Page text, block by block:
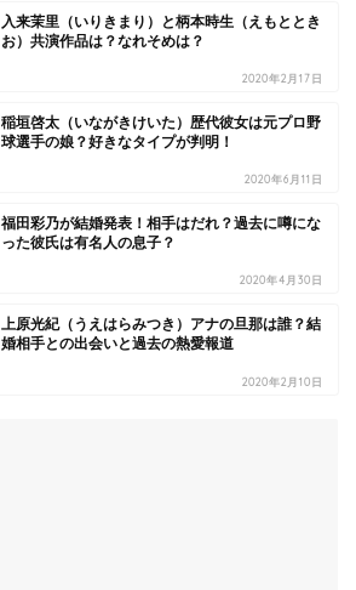
入来茉里（いりきまり）と柄本時生（えもととき
お）共演作品は？なれそめは？
2020年2月17日
稲垣啓太（いながきけいた）歴代彼女は元プロ野
球選手の娘？好きなタイプが判明！
2020年6月11日
福田彩乃が結婚発表！相手はだれ？過去に噂にな
った彼氏は有名人の息子？
2020年4月30日
上原光紀（うえはらみつき）アナの旦那は誰？結
婚相手との出会いと過去の熱愛報道
2020年2月10日